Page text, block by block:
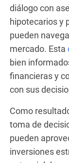
diálogo con
hipotecarios y
pueden
mercado. Esta
bien
financieras y
con sus
Como
toma de
pueden
inversiones